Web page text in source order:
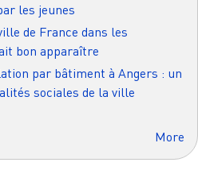
les jeunes
de France dans les
bon apparaître
par bâtiment à Angers : un
sociales de la ville
More